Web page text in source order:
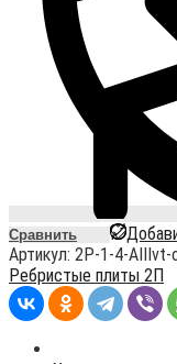
Сравнить
Артикул: 2P-1-4-AIIIvt-
Ребристые плиты 2П